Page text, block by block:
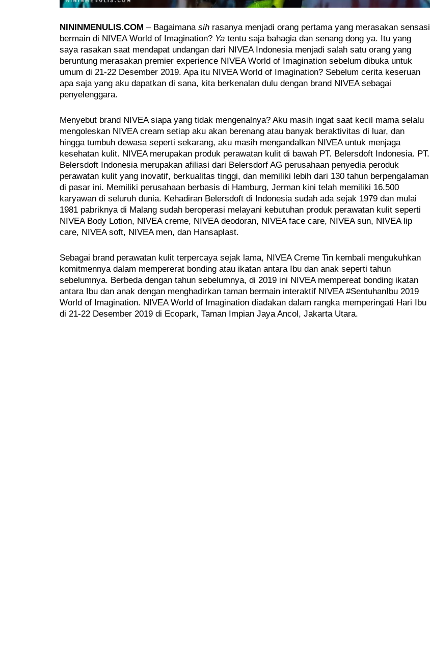
NININMENULIS.COM – Bagaimana sih rasanya menjadi orang pertama yang merasakan sensasi
bermain di NIVEA World of Imagination? Ya tentu saja bahagia dan senang dong ya. Itu yang
saya rasakan saat mendapat undangan dari NIVEA Indonesia menjadi salah satu orang yang
beruntung merasakan premier experience NIVEA World of Imagination sebelum dibuka untuk
umum di 21-22 Desember 2019. Apa itu NIVEA World of Imagination? Sebelum cerita keseruan
apa saja yang aku dapatkan di sana, kita berkenalan dulu dengan brand NIVEA sebagai
penyelenggara.
Menyebut brand NIVEA siapa yang tidak mengenalnya? Aku masih ingat saat kecil mama selalu
mengoleskan NIVEA cream setiap aku akan berenang atau banyak beraktivitas di luar, dan
hingga tumbuh dewasa seperti sekarang, aku masih mengandalkan NIVEA untuk menjaga
kesehatan kulit. NIVEA merupakan produk perawatan kulit di bawah PT. Belersdoft Indonesia. PT.
Belersdoft Indonesia merupakan afiliasi dari Belersdorf AG perusahaan penyedia peroduk
perawatan kulit yang inovatif, berkualitas tinggi, dan memiliki lebih dari 130 tahun berpengalaman
di pasar ini. Memiliki perusahaan berbasis di Hamburg, Jerman kini telah memiliki 16.500
karyawan di seluruh dunia. Kehadiran Belersdoft di Indonesia sudah ada sejak 1979 dan mulai
1981 pabriknya di Malang sudah beroperasi melayani kebutuhan produk perawatan kulit seperti
NIVEA Body Lotion, NIVEA creme, NIVEA deodoran, NIVEA face care, NIVEA sun, NIVEA lip
care, NIVEA soft, NIVEA men, dan Hansaplast.
Sebagai brand perawatan kulit terpercaya sejak lama, NIVEA Creme Tin kembali mengukuhkan
komitmennya dalam mempererat bonding atau ikatan antara Ibu dan anak seperti tahun
sebelumnya. Berbeda dengan tahun sebelumnya, di 2019 ini NIVEA mempereat bonding ikatan
antara Ibu dan anak dengan menghadirkan taman bermain interaktif NIVEA #SentuhanIbu 2019
World of Imagination. NIVEA World of Imagination diadakan dalam rangka memperingati Hari Ibu
di 21-22 Desember 2019 di Ecopark, Taman Impian Jaya Ancol, Jakarta Utara.